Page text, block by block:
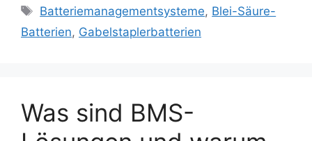
Tags
Batteriemanagementsysteme, Blei-Säure-
Batterien, Gabelstaplerbatterien
Was sind BMS-